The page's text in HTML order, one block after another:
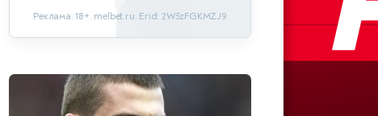
Реклама. 18+. melbet.ru. Erid: 2W5zFGKMZJ9